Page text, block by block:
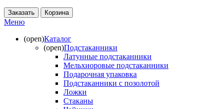
Заказать Корзина
Меню
(open)Каталог
(open)Подстаканники
Латунные подстаканники
Мельхиоровые подстаканники
Подарочная упаковка
Подстаканники с позолотой
Ложки
Стаканы